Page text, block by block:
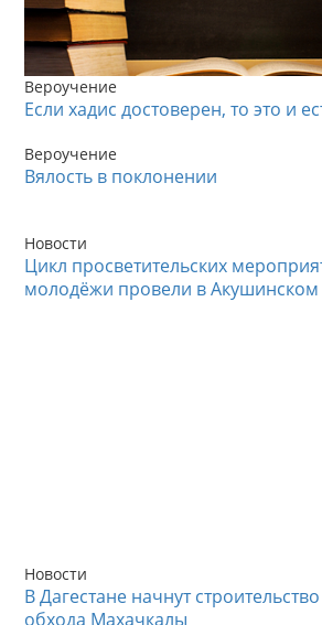
Вероучение
Если хадис достоверен, то это и
Вероучение
Вялость в поклонении
Новости
Цикл просветительских
молодёжи провели в
Новости
В Дагестане начнут
обхода Махачкалы